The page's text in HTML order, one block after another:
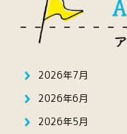
2026年7月
2026年6月
2026年5月